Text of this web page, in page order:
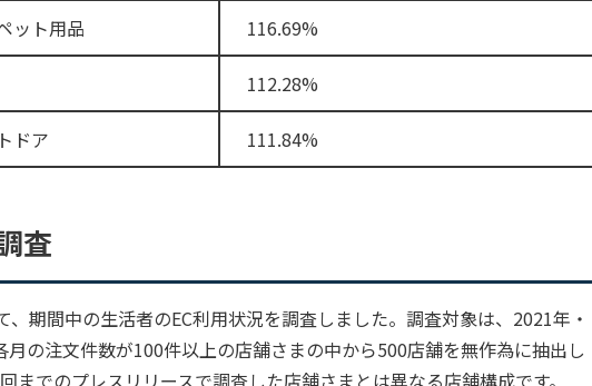
ット用品 116.69%
112.28%
ドア 111.84%
査
、期間中の生活者のEC利用状況を調査しました。調査対象は、2021年・
月の注文件数が100件以上の店舗さまの中から500店舗を無作為に抽出し
までのプレスリリースで調査した店舗さまとは異なる店舗構成です。